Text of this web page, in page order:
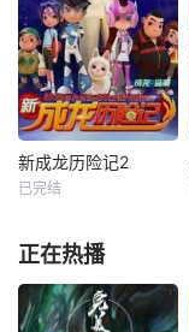
新成龙历险记2
已完结
正在热播